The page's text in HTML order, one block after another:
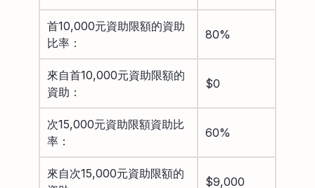
首10,000元資助限額的資助
比率：
80%
來自首10,000元資助限額的
資助：
$0
次15,000元資助限額資助比
率：
60%
來自次15,000元資助限額的
$9,000